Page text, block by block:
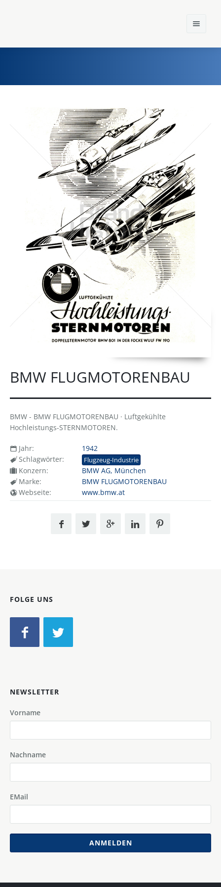
Einst und Heute
Marken
BMW FLUGMOTORENBAU
BMW - BMW FLUGMOTORENBAU · Luftgekühlte
Hochleistungs-STERNMOTOREN.
Jahr:
1942
Schlagwörter:
Flugzeug-Industrie
Konzern:
BMW AG, München
Marke:
BMW FLUGMOTORENBAU
Webseite:
www.bmw.at
FOLGE UNS
NEWSLETTER
Vorname
Nachname
EMail
ANMELDEN